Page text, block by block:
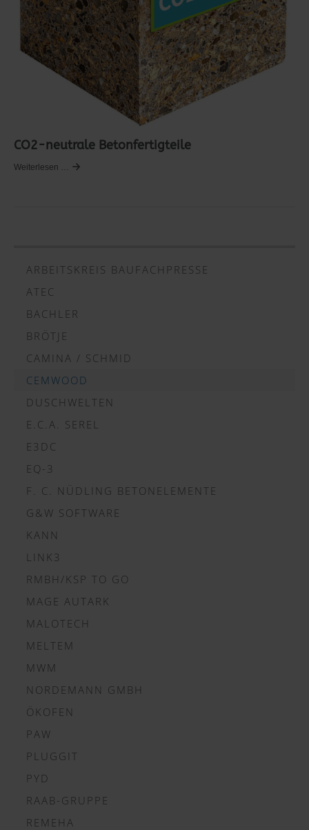
CO2-neutrale Betonfertigteile
Weiterlesen …
ARBEITSKREIS BAUFACHPRESSE
ATEC
BACHLER
BRÖTJE
CAMINA / SCHMID
CEMWOOD
DUSCHWELTEN
E.C.A. SEREL
E3DC
EQ-3
F. C. NÜDLING BETONELEMENTE
G&W SOFTWARE
KANN
LINK3
RMBH/KSP TO GO
MAGE AUTARK
MALOTECH
MELTEM
MWM
NORDEMANN GMBH
ÖKOFEN
PAW
PLUGGIT
PYD
RAAB-GRUPPE
REMEHA